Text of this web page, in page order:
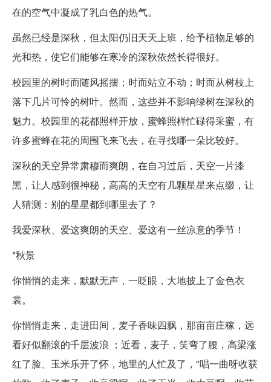
在的空气中凝成了乳白色的热气。
虽然已经是深秋，但太阳仍旧天天上班，给予植物足够的
光和热，使它们能够在寒冷的深秋依然长得很好。
校园里的树时而随风摇摆；时而站立不动；时而从树枝上
落下几片可怜的树叶。然而，这些并不影响绿树在深秋的
魅力。校园里的花都照样开放，蜜蜂照样忙碌得采蜜，有
许多蜜蜂在花的周围飞来飞去，在寻找哪一朵比较好。
深秋的天空异常肃穆而爽朗，在自习过后，天空一片漆
黑，让人感到很神秘，高高的天空有几颗星星来点缀，让
人猜测：别的星星都到哪里去了？
我爱深秋、爱这爽朗的天空、爱这有一丝凉意的季节！
*秋景
你悄悄的走来，默默无声，一眨眼，大地披上了金色衣
裳。
你悄悄走来，走进田间，麦子香味四飘，那亩亩庄稼，远
看好似翻滚的千层波浪 ；近看，麦子，笑弯了腰，高梁涨
红了脸、玉米乐开了怀，地里的人忙及了，"唱一曲呀收获